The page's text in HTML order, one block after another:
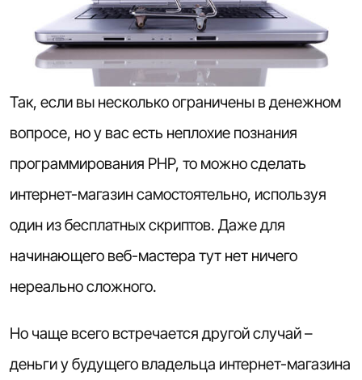
Так, если вы несколько ограничены в денежном
вопросе, но у вас есть неплохие познания
программирования PHP, то можно сделать
интернет-магазин самостоятельно, используя
один из бесплатных скриптов. Даже для
начинающего веб-мастера тут нет ничего
нереально сложного.
Но чаще всего встречается другой случай –
деньги у будущего владельца интернет-магазина